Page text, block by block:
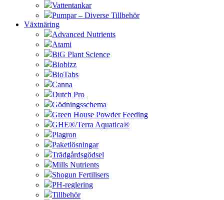
Vattentankar
Pumpar – Diverse Tillbehör
Växtnäring
Advanced Nutrients
Atami
BiG Plant Science
Biobizz
BioTabs
Canna
Dutch Pro
Gödningsschema
Green House Powder Feeding
GHE®/Terra Aquatica®
Plagron
Paketlösningar
Trädgårdsgödsel
Mills Nutrients
Shogun Fertilisers
PH-reglering
Tillbehör